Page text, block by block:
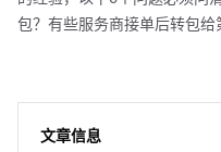
包？有些服务商接单后转包给
文章信息